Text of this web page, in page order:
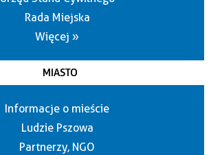
Rada Miejska
Więcej »
MIASTO
Informacje o mieście
Ludzie Pszowa
Partnerzy, NGO